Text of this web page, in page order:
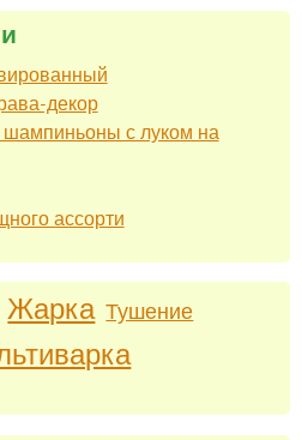
декор
с луком на
ассорти
Жарка Тушение